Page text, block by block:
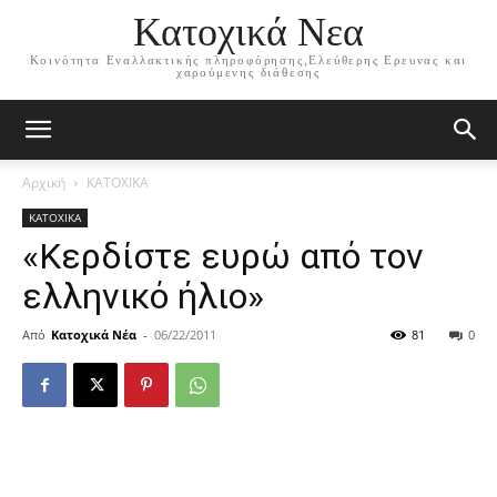
Κατοχικά Νεα
Κοινότητα Εναλλακτικής πληροφόρησης,Ελεύθερης Ερευνας και
χαρούμενης διάθεσης
Αρχική ΚΑΤΟΧΙΚΑ
ΚΑΤΟΧΙΚΑ
«Κερδίστε ευρώ από τον
ελληνικό ήλιο»
Από Κατοχικά Νέα - 06/22/2011 0
81